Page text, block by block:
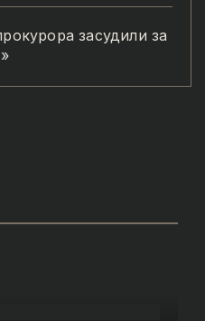
засудили за